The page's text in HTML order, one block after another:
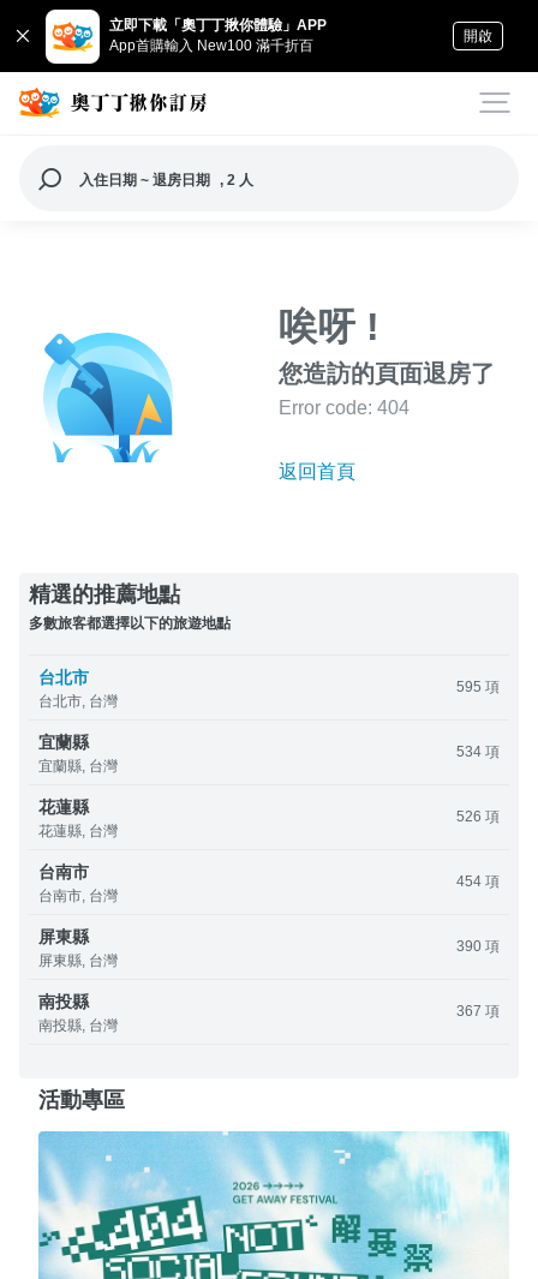
立即下載「奧丁丁揪你體驗」APP
App首購輸入 New100 滿千折百
開啟
入住日期 ~ 退房日期 , 2 人
唉呀 !
您造訪的頁面退房了
Error code: 404
返回首頁
精選的推薦地點
多數旅客都選擇以下的旅遊地點
台北市
台北市, 台灣
595 項
宜蘭縣
宜蘭縣, 台灣
534 項
花蓮縣
花蓮縣, 台灣
526 項
台南市
台南市, 台灣
454 項
屏東縣
屏東縣, 台灣
390 項
南投縣
南投縣, 台灣
367 項
活動專區